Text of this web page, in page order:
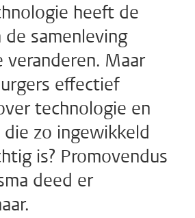
heeft de
samenleving
veranderen. Maar
effectief
technologie en
zo ingewikkeld
is? Promovendus
deed er